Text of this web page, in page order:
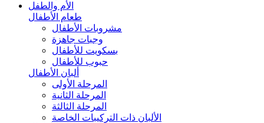
الأم والطفل
طعام الأطفال
مشروبات الأطفال
وجبات جاهزة
بسكويت للأطفال
حبوب للأطفال
ألبان الأطفال
المرحلة الأولى
المرحلة الثانية
المرحلة الثالثة
الألبان ذات التركيبات الخاصة